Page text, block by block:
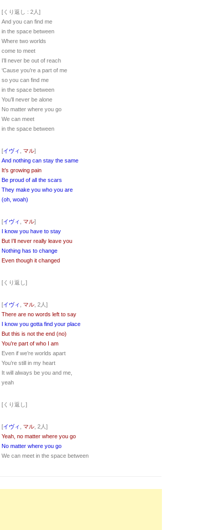
[くり返し : 2人]
And you can find me
in the space between
Where two worlds
come to meet
I’ll never be out of reach
‘Cause you’re a part of me
so you can find me
in the space between
You’ll never be alone
No matter where you go
We can meet
in the space between
[イヴィ マル]
And nothing can stay the same
It’s growing pain
Be proud of all the scars
They make you who you are
(oh, woah)
[イヴィ マル]
I know you have to stay
But I’ll never really leave you
Nothing has to change
Even though it changed
[くり返し]
[イヴィ マル , 2人]
There are no words left to say
I know you gotta find your place
But this is not the end (no)
You’re part of who I am
Even if we’re worlds apart
You’re still in my heart
It will always be you and me,
yeah
[くり返し]
[イヴィ マル , 2人]
Yeah, no matter where you go
No matter where you go
We can meet in the space between